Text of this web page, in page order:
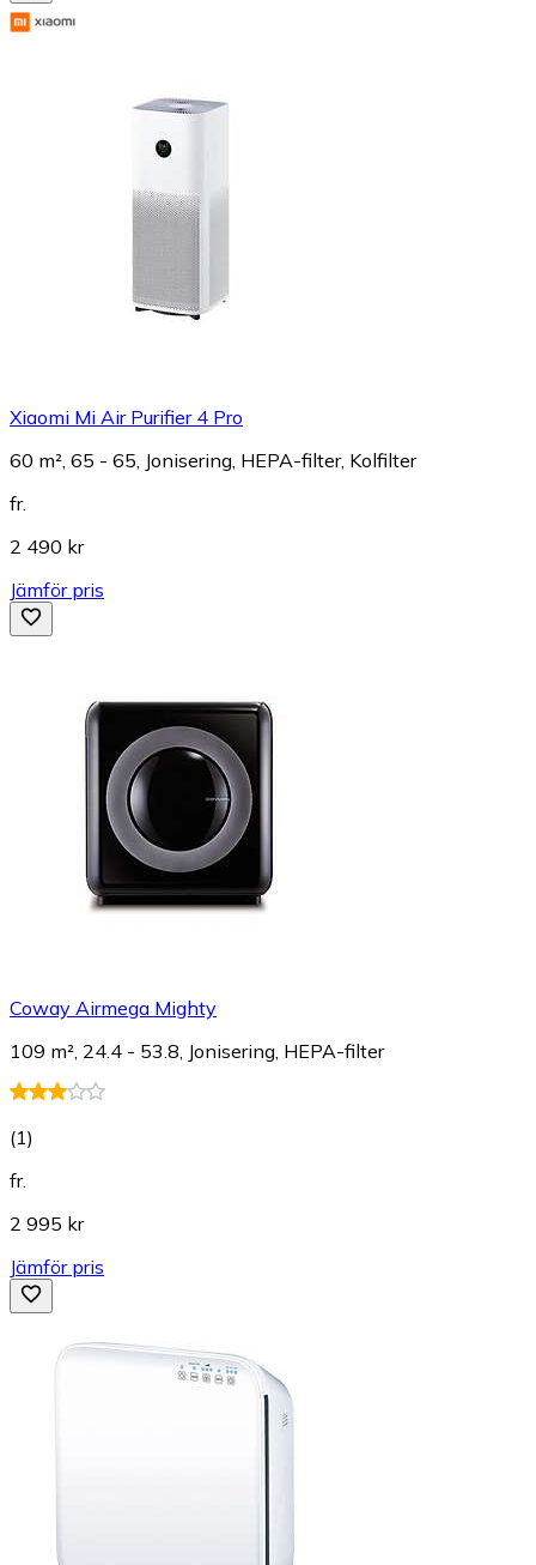
Xiaomi Mi Air Purifier 4 Pro
60 m², 65 - 65, Jonisering, HEPA-filter, Kolfilter
fr.
2 490 kr
Jämför pris
Coway Airmega Mighty
109 m², 24.4 - 53.8, Jonisering, HEPA-filter
(1)
fr.
2 995 kr
Jämför pris